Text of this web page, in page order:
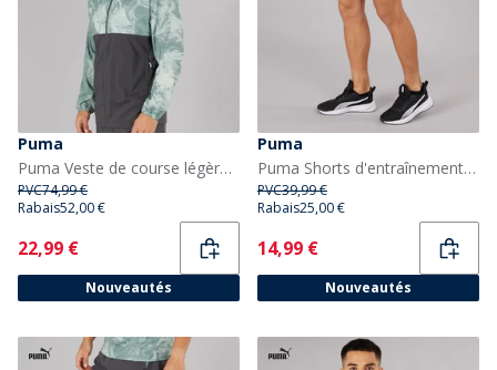
Puma
Puma Veste de course légère homme, motif marbre Gris/Bleu
PVC74,99 €
Rabais52,00 €
Current
22,99 €
Nouveautés
Puma
Puma Shorts d'entraînement Puma Fit Ultrabreathe Stretch 5 pouces marbrés Homme Noir/Jaune
PVC39,99 €
Rabais25,00 €
Current
14,99 €
Nouveautés